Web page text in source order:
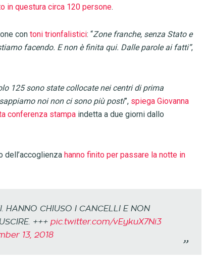
in questura circa 120 persone.
con toni trionfalistici: “Zone franche, senza Stato e
facendo. E non è finita qui. Dalle parole ai fatti”,
125 sono state collocate nei centri di prima
noi non ci sono più posti”, spiega Giovanna
conferenza stampa indetta a due giorni dallo
dell’accoglienza hanno finito per passare la notte in
HANNO CHIUSO I CANCELLI E NON
+++ pic.twitter.com/vEykuX7Ni3
13, 2018